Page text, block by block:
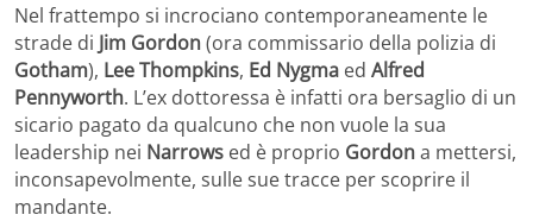
Nel frattempo si incrociano contemporaneamente le
strade di Jim Gordon(ora commissario della polizia di
Gotham), Lee Thompkins, Ed Nygma ed Alfred
Pennyworth. L’ex dottoressa è infatti ora bersaglio di un
sicario pagato da qualcuno che non vuole la sua
leadership nei Narrows ed è proprio Gordona mettersi,
inconsapevolmente, sulle sue tracce per scoprire il
mandante.